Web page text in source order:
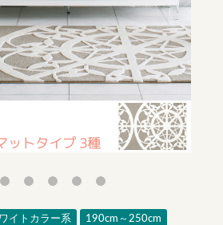
イトカラー系 190cm～250cm